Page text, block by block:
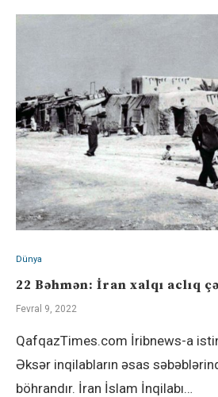
Dünya
22 Bəhmən: İran xalqı aclıq
Fevral 9, 2022
QafqazTimes.com İribnews-a
Əksər inqilabların əsas
böhrandır. İran İslam İnqilabı…